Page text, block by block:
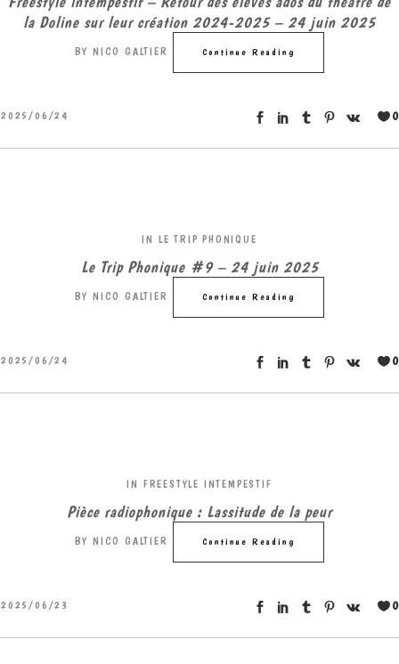
la Doline sur leur création 2024-2025 – 24 juin 2025
BY NICO GALTIER Continue Reading
2025/06/24 0
IN LE TRIP PHONIQUE
Le Trip Phonique #9 – 24 juin 2025
BY NICO GALTIER Continue Reading
2025/06/24 0
IN FREESTYLE INTEMPESTIF
Pièce radiophonique : Lassitude de la peur
BY NICO GALTIER Continue Reading
2025/06/23 0